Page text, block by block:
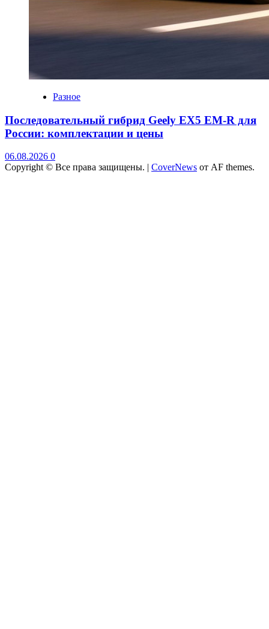
Разное
Последовательный гибрид Geely EX5 EM-R для
России: комплектации и цены
06.08.2026 0
Copyright © Все права защищены. | CoverNews от AF themes.